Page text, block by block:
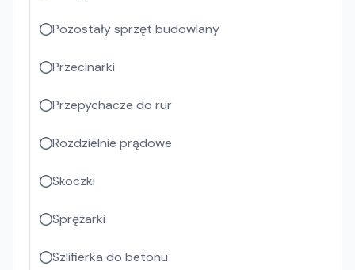
Pozostały sprzęt budowlany
Przecinarki
Przepychacze do rur
Rozdzielnie prądowe
Skoczki
Sprężarki
Szlifierka do betonu